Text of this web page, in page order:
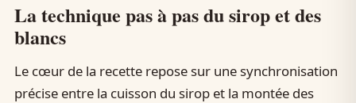
La technique pas à pas du sirop et des
blancs
Le cœur de la recette repose sur une synchronisation
précise entre la cuisson du sirop et la montée des